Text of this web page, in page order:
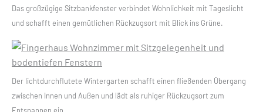
Das großzügige Sitzbankfenster verbindet Wohnlichkeit mit Tageslicht
und schafft einen gemütlichen Rückzugsort mit Blick ins Grüne.
Der lichtdurchflutete Wintergarten schafft einen fließenden Übergang
zwischen Innen und Außen und lädt als ruhiger Rückzugsort zum